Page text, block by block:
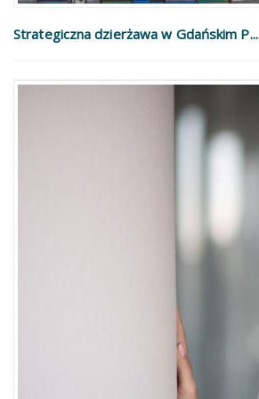
Strategiczna dzierżawa w Gdańskim P...